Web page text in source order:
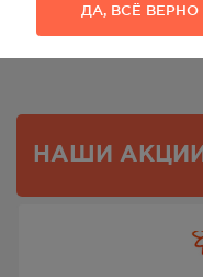
ДА, ВСЁ ВЕРНО
НАШИ АКЦИИ